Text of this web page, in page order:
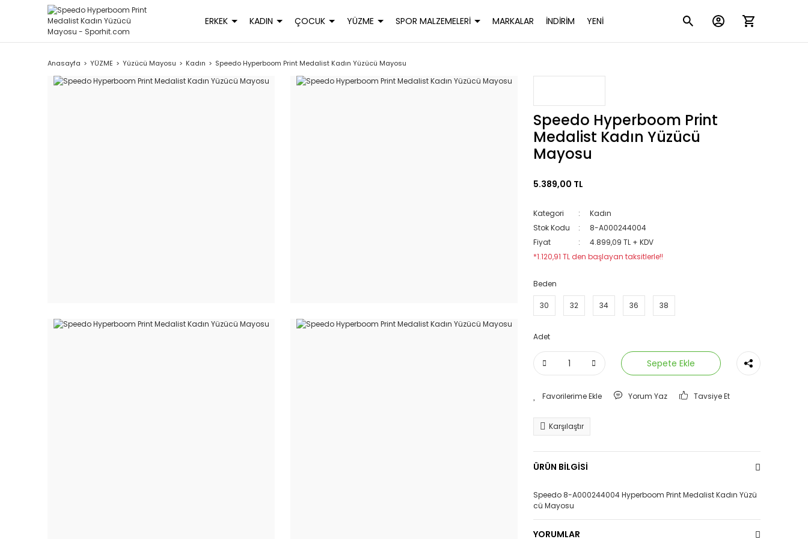
ERKEK KADIN ÇOCUK YÜZME SPOR MALZEMELERİ MARKALAR İNDİRİM YENİ
Anasayfa YÜZME Yüzücü Mayosu Kadın Speedo Hyperboom Print Medalist Kadın Yüzücü Mayosu
Speedo Hyperboom Print
Medalist Kadın Yüzücü
Mayosu
5.389,00 TL
Kategori
Kadın
Stok Kodu
8-A000244004
Fiyat
4.899,09 TL + KDV
*1.120,91 TL den başlayan taksitlerle!!
Beden
30 32 34 36 38
Adet
Sepete Ekle
Yorum Yaz Tavsiye Et
Karşılaştır
ÜRÜN BİLGİSİ
Speedo 8-A000244004 Hyperboom Print Medalist Kadın Yüzü
cü Mayosu
YORUMLAR